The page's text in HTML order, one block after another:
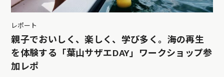
レポート
親子でおいしく、楽しく、学び多く。海の再生
を体験する「葉山サザエDAY」ワークショップ参
加レポ